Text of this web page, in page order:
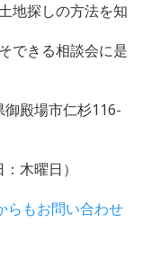
地探しの方法を知
できる相談会に是
殿場市仁杉116-
木曜日）
もお問い合わせ